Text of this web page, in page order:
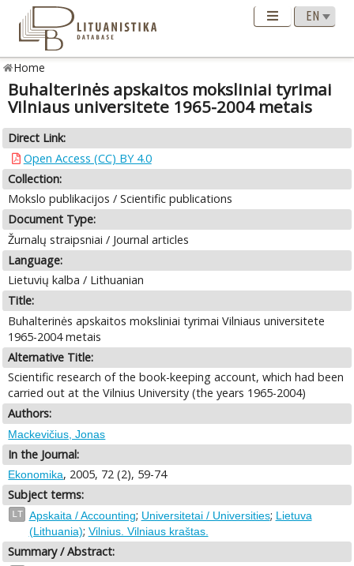
Home
Buhalterinės apskaitos moksliniai tyrimai
Vilniaus universitete 1965-2004 metais
Direct Link:
Open Access (CC) BY 4.0
Collection:
Mokslo publikacijos / Scientific publications
Document Type:
Žurnalų straipsniai / Journal articles
Language:
Lietuvių kalba / Lithuanian
Title:
Buhalterinės apskaitos moksliniai tyrimai Vilniaus universitete
1965-2004 metais
Alternative Title:
Scientific research of the book-keeping account, which had been
carried out at the Vilnius University (the years 1965-2004)
Authors:
Mackevičius, Jonas
In the Journal:
Ekonomika, 2005, 72 (2), 59-74
Subject terms:
LT Apskaita / Accounting; Universitetai / Universities; Lietuva
(Lithuania); Vilnius. Vilniaus kraštas.
Summary / Abstract: